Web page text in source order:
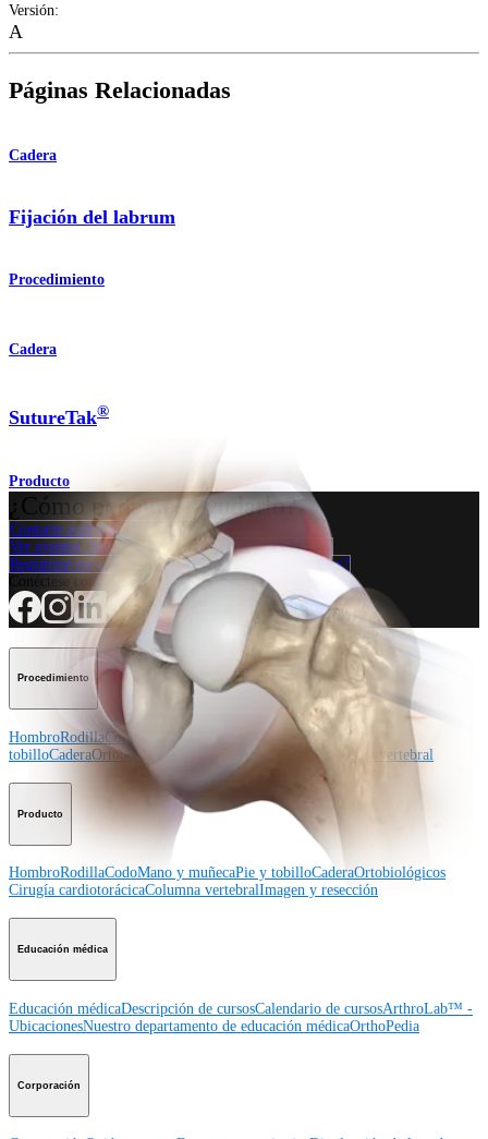
Versión:
A
Páginas Relacionadas
Cadera
Fijación del labrum
Procedimiento
Cadera
SutureTak®
Producto
¿Cómo podemos ayudarlo?
Contacte a un representante
Ver eventos, laboratorios y oportunidades educativas
Regístrese para recibir: ¿Qué hay de nuevo en Arthrex?
Conéctese con nosotros
Procedimiento
HombroRodillaCodo Mano y muñeca
Pie y
tobilloCaderaOrtobiológicos Cirugía cardiotorácicaColumna vertebral
Producto
HombroRodillaCodoMano y muñecaPie y tobilloCaderaOrtobiológicos
Cirugía cardiotorácicaColumna vertebralImagen y resección
Educación médica
Educación médicaDescripción de cursosCalendario de cursosArthroLab™ -
UbicacionesNuestro departamento de educación médicaOrthoPedia
Corporación